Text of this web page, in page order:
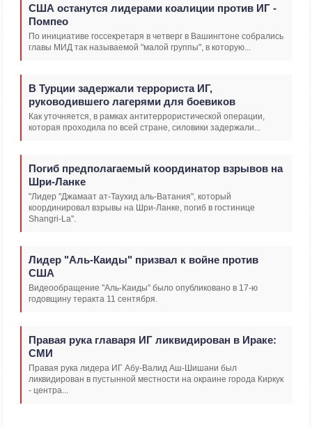
США останутся лидерами коалиции против ИГ -
Помпео
По инициативе госсекретаря в четверг в Вашингтоне собрались
главы МИД так называемой "малой группы", в которую...
В Турции задержали террориста ИГ,
руководившего лагерями для боевиков
Как уточняется, в рамках антитеррористической операции,
которая проходила по всей стране, силовики задержали...
Погиб предполагаемый координатор взрывов на
Шри-Ланке
"Лидер "Джамаат ат-Таухид аль-Ватания", который
координировал взрывы на Шри-Ланке, погиб в гостинице
Shangri-La".
Лидер "Аль-Каиды" призвал к войне против
США
Видеообращение "Аль-Каиды" было опубликовано в 17-ю
годовщину теракта 11 сентября.
Правая рука главаря ИГ ликвидирован в Ираке:
СМИ
Правая рука лидера ИГ Абу-Валид Аш-Шишани был
ликвидирован в пустынной местности на окраине города Киркук
- центра...